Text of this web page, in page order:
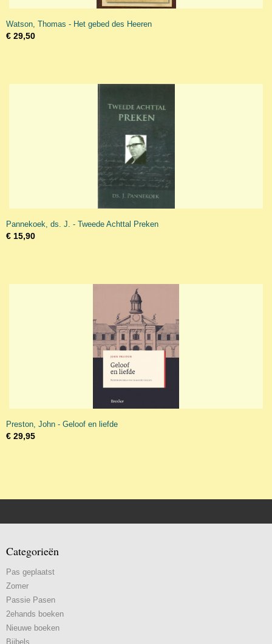
Watson, Thomas - Het gebed des Heeren
€ 29,50
Pannekoek, ds. J. - Tweede Achttal Preken
€ 15,90
Preston, John - Geloof en liefde
€ 29,95
Categorieën
Pas geplaatst
Zomer
Passie Pasen
2ehands boeken
Nieuwe boeken
Bijbels